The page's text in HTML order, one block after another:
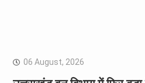
06 August, 2026